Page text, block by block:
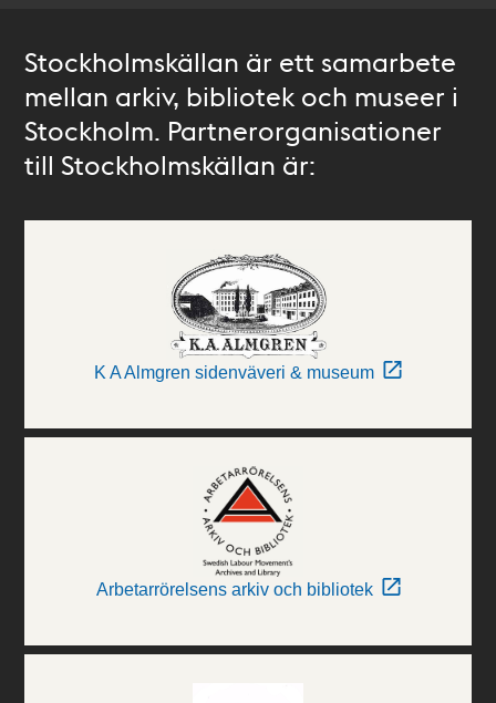
Stockholmskällan är ett samarbete
mellan arkiv, bibliotek och museer i
Stockholm. Partnerorganisationer
till Stockholmskällan är:
K A Almgren sidenväveri & museum
Arbetarrörelsens arkiv och bibliotek